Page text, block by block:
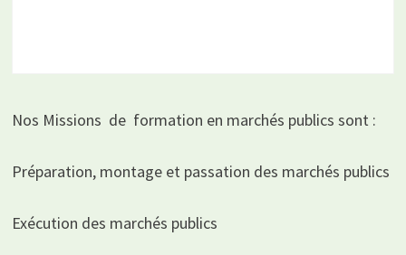
Nos Missions de formation en marchés publics sont :
Préparation, montage et passation des marchés publics
Exécution des marchés publics